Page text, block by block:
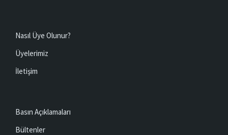
Nasıl Üye Olunur?
Üyelerimiz
İletişim
Basın Açıklamaları
Bültenler